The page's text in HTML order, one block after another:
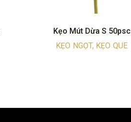
Kẹo Mút Dừa S 50psc
KẸO NGỌT, KẸO QUE